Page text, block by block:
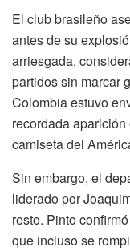
El club brasileño
antes de su
arriesgada,
partidos sin marcar
Colombia estuvo
recordada
camiseta del
Sin embargo, el
liderado por
resto. Pinto
que incluso se